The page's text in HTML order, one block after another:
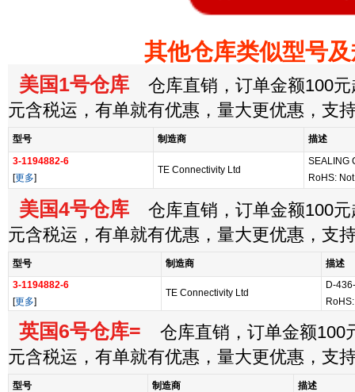
其他仓库类似型号
美国1号仓库 仓库直销，订单金额100元
元含税运，有单就有优惠，量大更优惠，支
型号 制造商
描述
3-1194882-6
[更多]
TE Connectivity Ltd
SEALING
RoHS:
美国4号仓库 仓库直销，订单金额100元
元含税运，有单就有优惠，量大更优惠，支
型号 制造商
描述
3-1194882-6
[更多]
TE Connectivity Ltd
D-
英国6号仓库= 仓库直销，订单金额100
元含税运，有单就有优惠，量大更优惠，支
型号 制造商
描述